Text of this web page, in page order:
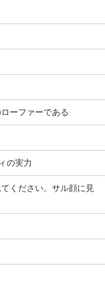
ーファーである
の実力
ください。サル顔に見